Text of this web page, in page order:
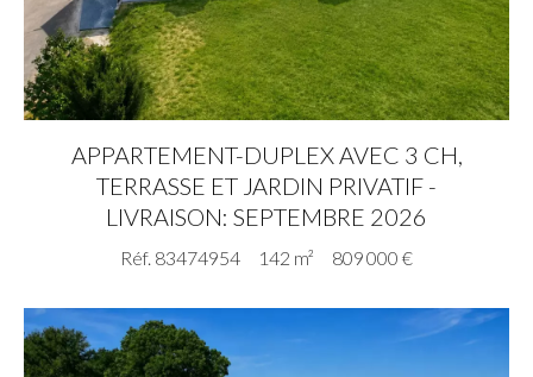
APPARTEMENT-DUPLEX AVEC 3 CH,
TERRASSE ET JARDIN PRIVATIF -
LIVRAISON: SEPTEMBRE 2026
Réf. 83474954 142 m² 809 000 €